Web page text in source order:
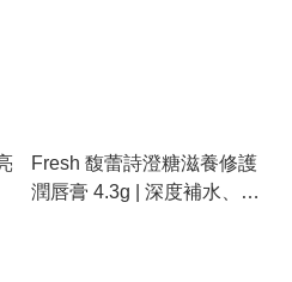
Fresh 馥蕾詩澄糖滋養修護
潤唇膏 4.3g | 深度補水、淡